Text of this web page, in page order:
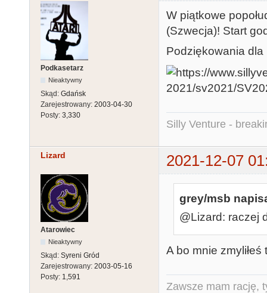
Podkasetarz
Nieaktywny
Skąd: Gdańsk
Zarejestrowany: 2003-04-30
Posty: 3,330
W piątkowe
(Szwecja)! Start
Podziękowania dla
Silly Venture -
Lizard 2021-12-07
Atarowiec
Nieaktywny
Skąd: Syreni Gród
Zarejestrowany: 2003-05-16
Posty: 1,591
grey/msb
@Lizard: raczej
A bo mnie
Zawsze mam rację,